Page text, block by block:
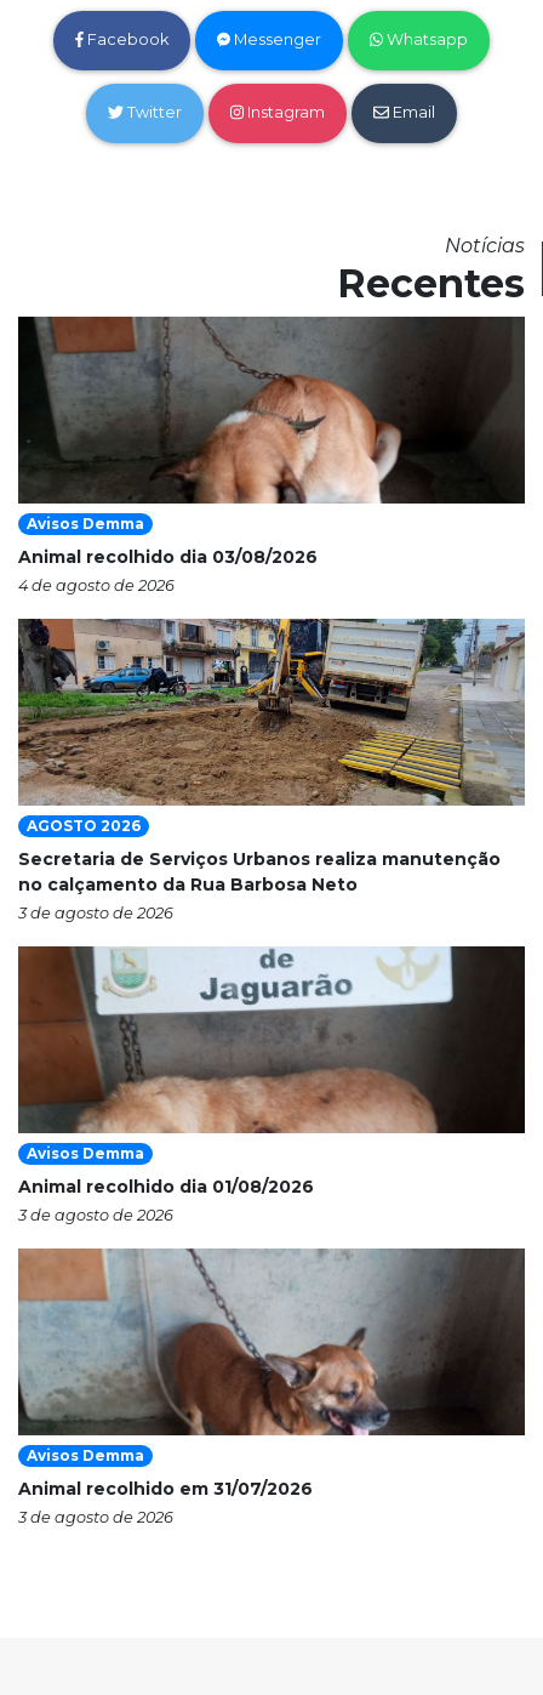
Facebook Messenger Whatsapp
Twitter Instagram Email
Notícias
Recentes
Avisos Demma
Animal recolhido dia 03/08/2026
4 de agosto de 2026
AGOSTO 2026
Secretaria de Serviços Urbanos realiza manutenção
no calçamento da Rua Barbosa Neto
3 de agosto de 2026
Avisos Demma
Animal recolhido dia 01/08/2026
3 de agosto de 2026
Avisos Demma
Animal recolhido em 31/07/2026
3 de agosto de 2026